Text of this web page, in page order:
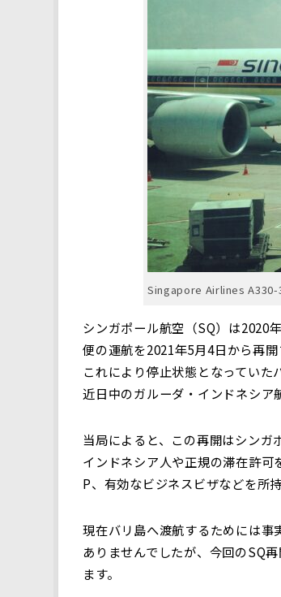
Singapore Airlines A330-
シンガポール航空（SQ）は2020
便の運航を2021年5月4日から再開
これにより停止状態となっていた
近日中のガルーダ・インドネシア
当局によると、この再開はシンガ
インドネシア人や正規の滞在許
P、有効なビジネスビザなどを所
現在バリ島へ渡航するためには
ありませんでしたが、今回のSQ
ます。